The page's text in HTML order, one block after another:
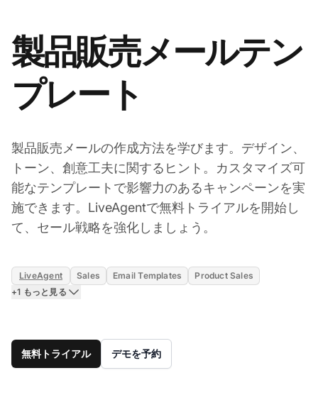
製品販売メールテン
プレート
製品販売メールの作成方法を学びます。デザイン、
トーン、創意工夫に関するヒント。カスタマイズ可
能なテンプレートで影響力のあるキャンペーンを実
施できます。LiveAgentで無料トライアルを開始し
て、セール戦略を強化しましょう。
LiveAgent Sales Email Templates
Product Sales
+1 もっと見る
無料トライアル デモを予約